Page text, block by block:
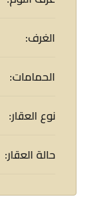
الغرف:
الحمامات:
نوع العقار:
حالة العقار: